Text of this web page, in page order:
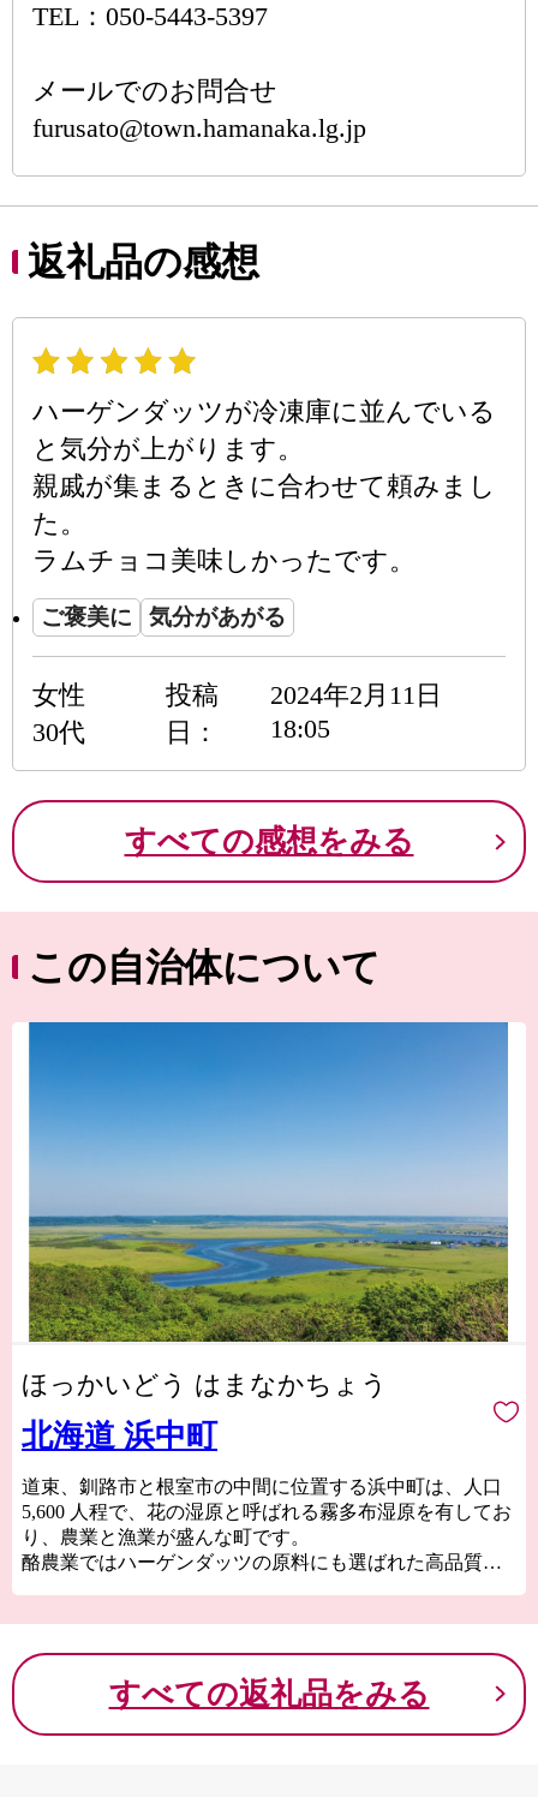
TEL：050-5443-5397
メールでのお問合せ
furusato@town.hamanaka.lg.jp
返礼品の感想
ハーゲンダッツが冷凍庫に並んでいる
と気分が上がります。
親戚が集まるときに合わせて頼みまし
た。
ラムチョコ美味しかったです。
ご褒美に 気分があがる
女性
30代
投稿
日
2024年2月11日
18:05
すべての感想をみる
この自治体について
ほっかいどう はまなかちょう
北海道 浜中町
道束、釧路市と根室市の中間に位置する浜中町は、人口
5,600 人程で、花の湿原と呼ばれる霧多布湿原を有してお
り、農業と漁業が盛んな町です。
酪農業ではハーゲンダッツの原料にも選ばれた高品質な
感じさせる味わい。ぜひ食べてみてください。
漁業では、湿原から流れ出したミネラルで良質な昆布が
生育することから、昆布漁が盛ん。また、良質な昆布を
食べて育つ「うに」は最高級の品質を誇り、有名です。
すべての返礼品をみる